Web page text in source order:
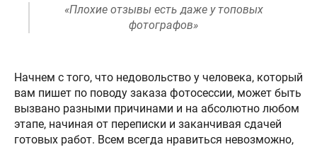
«Плохие отзывы есть даже у топовых
фотографов»
Начнем с того, что недовольство у человека, который
вам пишет по поводу заказа фотосессии, может быть
вызвано разными причинами и на абсолютно любом
этапе, начиная от переписки и заканчивая сдачей
готовых работ. Всем всегда нравиться невозможно,